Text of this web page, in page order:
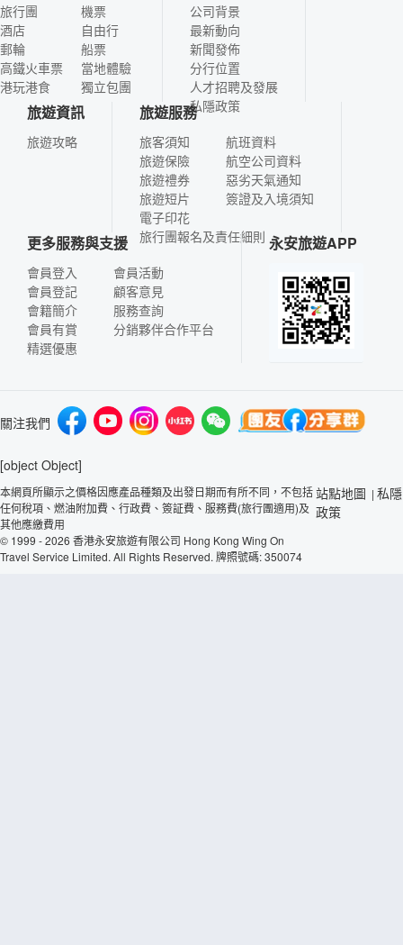
旅行團
酒店
郵輪
高鐵火車票
港玩港食
機票
自由行
船票
當地體驗
獨立包團
公司背景
最新動向
新聞發佈
分行位置
人才招聘及發展
私隱政策
旅遊資訊
旅遊攻略
旅遊服務
旅客須知
旅遊保險
旅遊禮券
旅遊短片
電子印花
航班資料
航空公司資料
惡劣天氣通知
簽證及入境須知
旅行團報名及責任細則
更多服務與支援
會員登入
會員登記
會籍簡介
會員有賞
精選優惠
會員活動
顧客意見
服務查詢
分銷夥伴合作平台
永安旅遊APP
關注我們
[object Object]
本網頁所顯示之價格因應產品種類及出發日期而有所不同，不包括
任何稅項、燃油附加費、行政費、簽証費、服務費(旅行團適用)及
其他應繳費用
© 1999 - 2026 香港永安旅遊有限公司 Hong Kong Wing On
Travel Service Limited. All Rights Reserved. 牌照號碼: 350074
站點地圖 | 私隱
政策